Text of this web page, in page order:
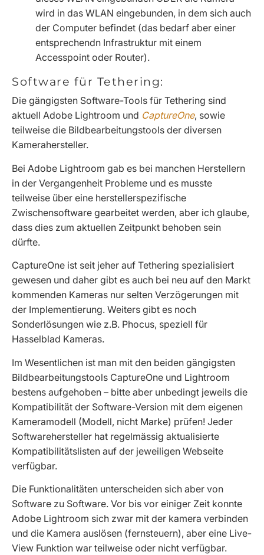
wird in das WLAN eingebunden, in dem sich auch
der Computer befindet (das bedarf aber einer
entsprechendn Infrastruktur mit einem
Accesspoint oder Router).
Software für Tethering:
Die gängigsten Software-Tools für Tethering sind
aktuell Adobe Lightroom und CaptureOne, sowie
teilweise die Bildbearbeitungstools der diversen
Kamerahersteller.
Bei Adobe Lightroom gab es bei manchen Herstellern
in der Vergangenheit Probleme und es musste
teilweise über eine herstellerspezifische
Zwischensoftware gearbeitet werden, aber ich glaube,
dass dies zum aktuellen Zeitpunkt behoben sein
dürfte.
CaptureOne ist seit jeher auf Tethering spezialisiert
gewesen und daher gibt es auch bei neu auf den Markt
kommenden Kameras nur selten Verzögerungen mit
der Implementierung. Weiters gibt es noch
Sonderlösungen wie z.B. Phocus, speziell für
Hasselblad Kameras.
Im Wesentlichen ist man mit den beiden gängigsten
Bildbearbeitungstools CaptureOne und Lightroom
bestens aufgehoben – bitte aber unbedingt jeweils die
Kompatibilität der Software-Version mit dem eigenen
Kameramodell (Modell, nicht Marke) prüfen! Jeder
Softwarehersteller hat regelmässig aktualisierte
Kompatibilitätslisten auf der jeweiligen Webseite
verfügbar.
Die Funktionalitäten unterscheiden sich aber von
Software zu Software. Vor bis vor einiger Zeit konnte
Adobe Lightroom sich zwar mit der kamera verbinden
und die Kamera auslösen (fernsteuern), aber eine Live-
View Funktion war teilweise oder nicht verfügbar.